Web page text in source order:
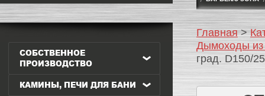
Главная>
Дымоходы
град. D150/
СОБСТВЕННОЕ
ПРОИЗВОДСТВО
КАМИНЫ, ПЕЧИ ДЛЯ БАНИ